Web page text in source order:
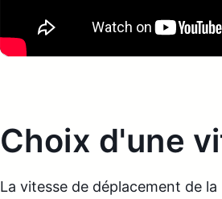
Choix d'une
La vitesse de déplacement de